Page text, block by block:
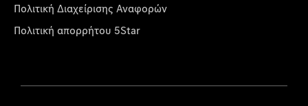
Πολιτική Διαχείρισης Αναφορών
Πολιτική απορρήτου 5Star